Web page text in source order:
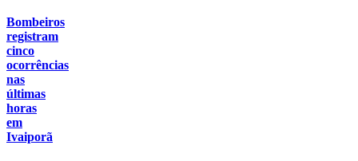
Bombeiros
registram
cinco
ocorrências
nas
últimas
horas
em
Ivaiporã